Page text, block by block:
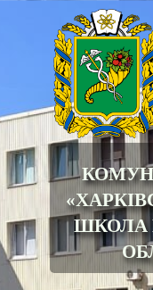
ШКОЛА